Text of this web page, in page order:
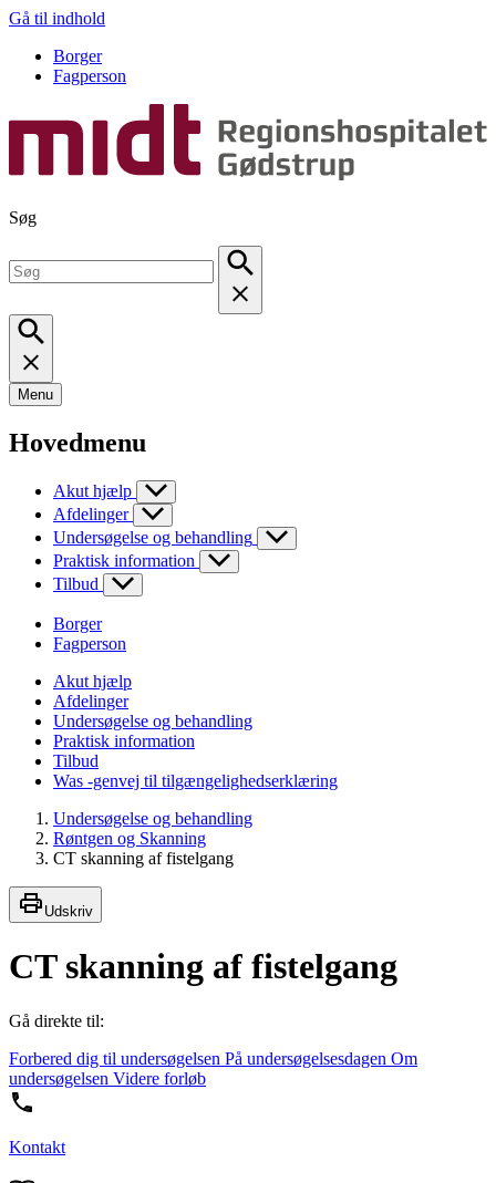
Gå til indhold
Borger
Fagperson
Søg
Menu
Hovedmenu
Akut hjælp
Afdelinger
Undersøgelse og behandling
Praktisk information
Tilbud
Borger
Fagperson
Akut hjælp
Afdelinger
Undersøgelse og behandling
Praktisk information
Tilbud
Was -genvej til tilgængelighedserklæring
Undersøgelse og behandling
Røntgen og Skanning
CT skanning af fistelgang
Udskriv
CT skanning af fistelgang
Gå direkte til:
Forbered dig til undersøgelsen På undersøgelsesdagen Om
undersøgelsen Videre forløb
Kontakt